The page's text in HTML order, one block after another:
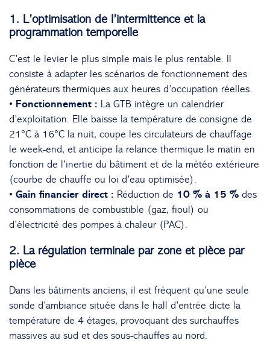
1. L’optimisation de l’intermittence et la
programmation temporelle
C’est le levier le plus simple mais le plus rentable. Il
consiste à adapter les scénarios de fonctionnement des
générateurs thermiques aux heures d’occupation réelles.
• Fonctionnement : La GTB intègre un calendrier
d’exploitation. Elle baisse la température de consigne de
21°C à 16°C la nuit, coupe les circulateurs de chauffage
le week-end, et anticipe la relance thermique le matin en
fonction de l’inertie du bâtiment et de la météo extérieure
(courbe de chauffe ou loi d’eau optimisée).
• Gain financier direct : Réduction de 10 % à 15 % des
consommations de combustible (gaz, fioul) ou
d’électricité des pompes à chaleur (PAC).
2. La régulation terminale par zone et pièce par
pièce
Dans les bâtiments anciens, il est fréquent qu’une seule
sonde d’ambiance située dans le hall d’entrée dicte la
température de 4 étages, provoquant des surchauffes
massives au sud et des sous-chauffes au nord.